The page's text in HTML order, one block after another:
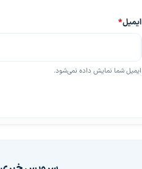
ایمیل*
ایمیل شما نمایش داده نمی‌شود.